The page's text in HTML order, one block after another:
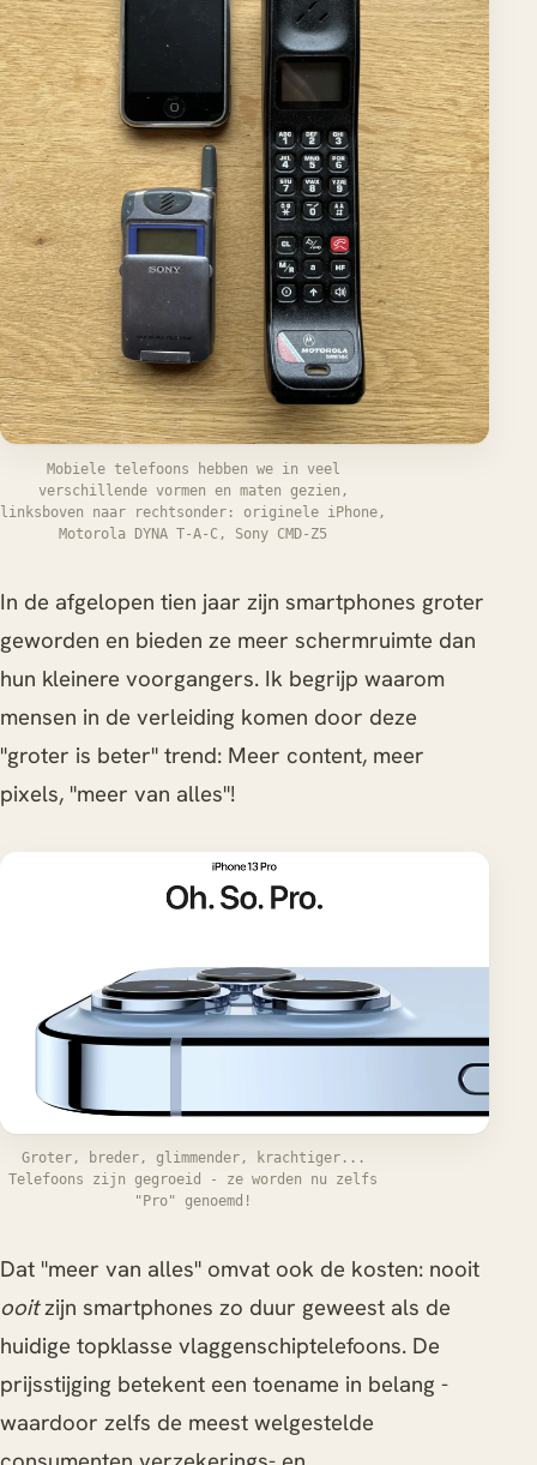
Mobiele telefoons hebben we in veel
verschillende vormen en maten gezien,
linksboven naar rechtsonder: originele iPhone,
Motorola DYNA T-A-C, Sony CMD-Z5
In de afgelopen tien jaar zijn smartphones groter
geworden en bieden ze meer schermruimte dan
hun kleinere voorgangers. Ik begrijp waarom
mensen in de verleiding komen door deze
"groter is beter" trend: Meer content, meer
pixels, "meer van alles"!
Groter, breder, glimmender, krachtiger...
Telefoons zijn gegroeid - ze worden nu zelfs
"Pro" genoemd!
Dat "meer van alles" omvat ook de kosten: nooit
ooitzijn smartphones zo duur geweest als de
huidige topklasse vlaggenschiptelefoons. De
prijsstijging betekent een toename in belang -
waardoor zelfs de meest welgestelde